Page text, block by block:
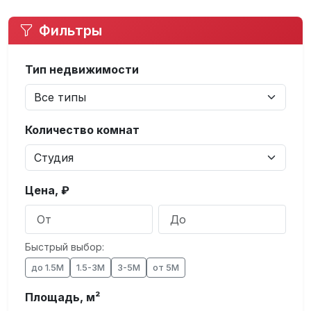
Фильтры
Тип недвижимости
Количество комнат
Цена, ₽
Быстрый выбор:
до 1.5М 1.5-3М 3-5М от 5М
Площадь, м²